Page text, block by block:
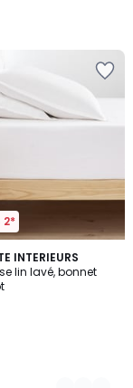
2*
INTERIEURS
lin lavé, bonnet